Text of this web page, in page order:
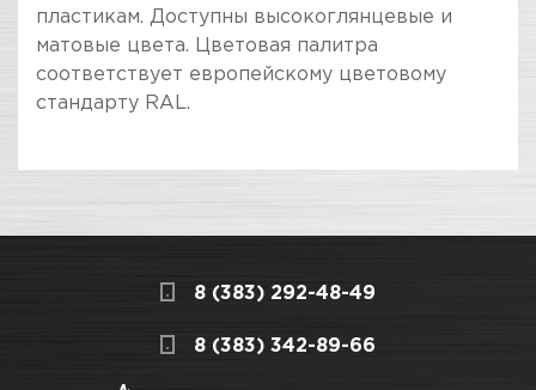
пластикам. Доступны высокоглянцевые и
матовые цвета. Цветовая палитра
соответствует европейскому цветовому
стандарту RAL.
поверхностей при
СКЛАДСКОЙ КОМПЛЕКС
получение товара максимально комфортными,
поэтому подготовили для Вас самую
8 (383) 292-48-49
8 (383) 342-89-66